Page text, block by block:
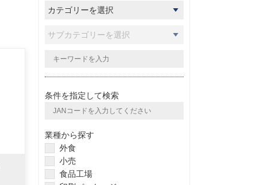
条件を指定して検索
業種から探す
外食
小売
食品工場